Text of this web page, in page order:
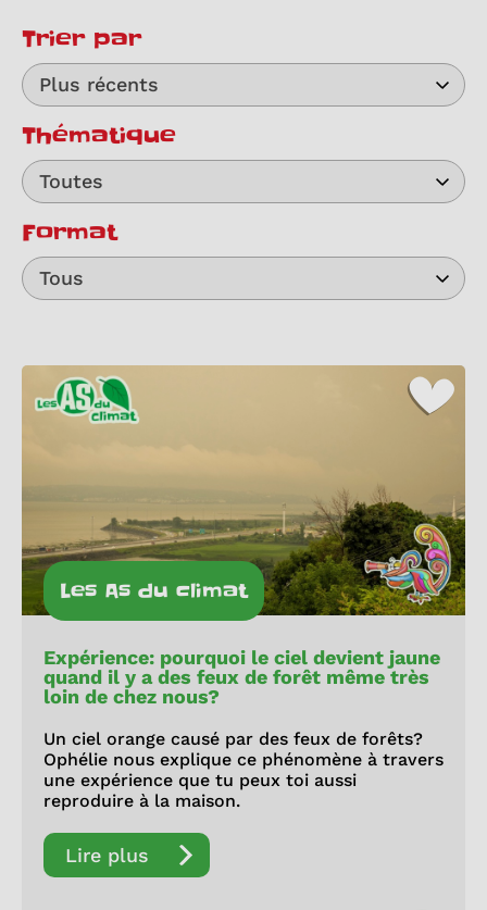
Trier par
Plus récents
Thématique
Toutes
Format
Tous
Les As du climat
Expérience: pourquoi le ciel devient jaune
quand il y a des feux de forêt même très
loin de chez nous?
Un ciel orange causé par des feux de forêts?
Ophélie nous explique ce phénomène à travers
une expérience que tu peux toi aussi
reproduire à la maison.
Lire plus